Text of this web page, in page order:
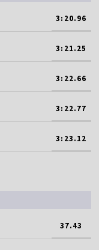
3:20.96
3:21.25
3:22.66
3:22.77
3:23.12
37.43